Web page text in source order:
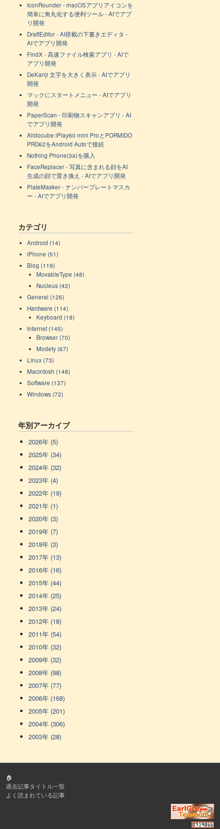
IconRounder - macOSアプリアイコンを
簡単に角丸化する便利ツール - AIでアプ
リ開発
DraftEditor - AI搭載の下書きエディタ -
AIでアプリ開発
FindX - 高速ファイル検索アプリ - AIで
アプリ開発
DeKanji 文字を大きく表示 - AIでアプリ
開発
マックにスタートメニュー - AIでアプリ
開発
PaperScan - 印刷物スキャンアプリ - AI
でアプリ開発
Alldocube iPlay60 mini ProとPORMIDO
PRD62をAndroid Autoで接続
Nothing Phone(3a)を購入
FaceReplacer - 写真に含まれる顔をAI
生成の顔で置き換え - AIでアプリ開発
PlateMasker - ナンバープレートマスカ
ー - AIでアプリ開発
カテゴリ
Android (14)
iPhone (51)
Blog (119)
MovableType (48)
Nucleus (42)
General (126)
Hardware (114)
Keyboard (18)
Internet (145)
Browser (70)
Modefy (67)
Linux (73)
Macintosh (148)
Software (137)
Windows (72)
年別アーカイブ
2026年 (5)
2025年 (34)
2024年 (32)
2023年 (4)
2022年 (19)
2021年 (1)
2020年 (3)
2019年 (7)
2018年 (3)
2017年 (13)
2016年 (16)
2015年 (44)
2014年 (25)
2013年 (24)
2012年 (18)
2011年 (54)
2010年 (32)
2009年 (32)
2008年 (98)
2007年 (77)
2006年 (168)
2005年 (201)
2004年 (306)
2003年 (28)
🏠
過去記事タイトル一覧
よく読まれている記事